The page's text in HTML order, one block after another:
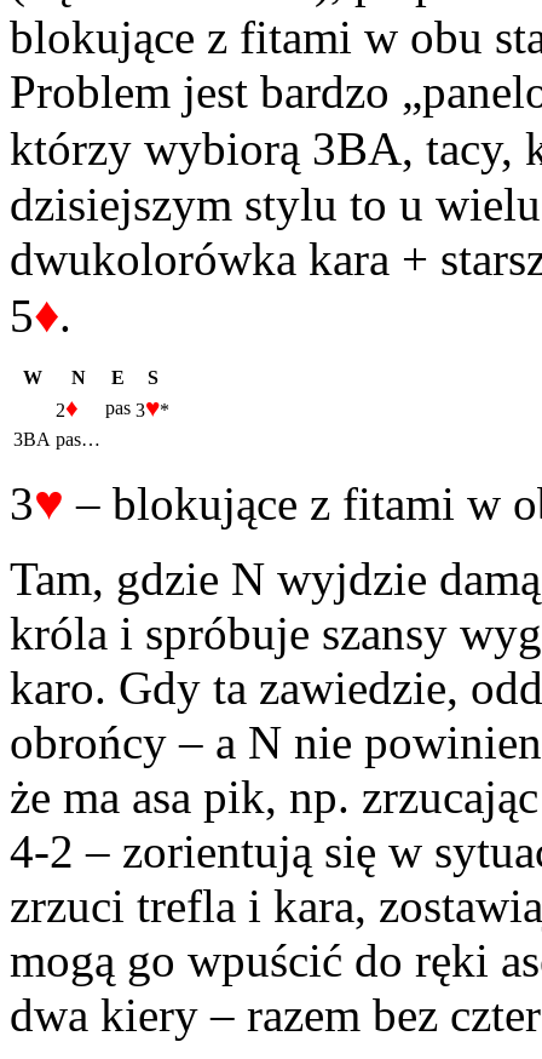
blokujące z fitami w obu
Problem jest bardzo
którzy wybiorą 3BA, tacy,
dzisiejszym stylu to u
dwukolorówka kara +
5♦.
W N E
S
2♦ pas 3♥*
3BA pas…
3♥ – blokujące z fitami w
Tam, gdzie N wyjdzie
króla i spróbuje szansy
karo. Gdy ta zawiedzie,
obrońcy – a N nie
że ma asa pik, np.
4-2 – zorientują się w
zrzuci trefla i kara,
mogą go wpuścić do ręki
dwa kiery – razem bez